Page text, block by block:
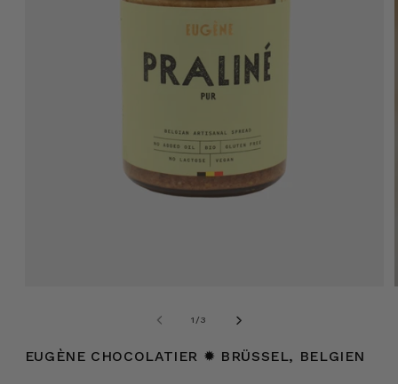
1 /von
3
EUGÈNE CHOCOLATIER ✹ BRÜSSEL, BELGIEN